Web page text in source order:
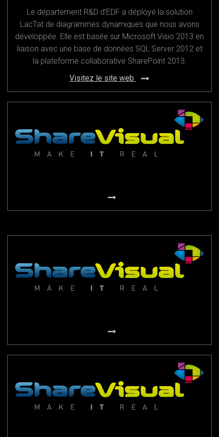
Le département R&D d’EDF a déployé la solution
LacTat de diagrammes dynamiques que nous avons
développée. Elle est basée sur Microsoft Visio 2013 en
liaison avec une base de données SQL Server 2012 et
la plateforme collaborative SharePoint 2013.
Visitez le site web